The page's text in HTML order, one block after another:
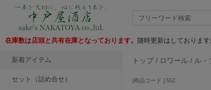
在庫数は店頭と共有在庫となっております。 随時更新はしておりま
新着アイテム
セット（詰め合せ）
トップ/ ロワール / ル・
[商品コード ] 552